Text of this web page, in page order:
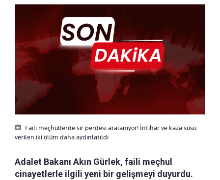
Faili meçhullerde sır perdesi aralanıyor! İntihar ve kaza süsü
verilen iki ölüm daha aydınlatıldı
Adalet Bakanı Akın Gürlek, faili meçhul
cinayetlerle ilgili yeni bir gelişmeyi duyurdu.